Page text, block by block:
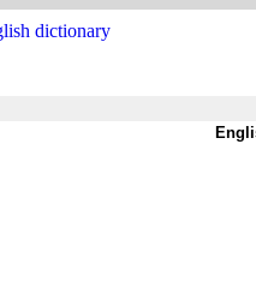
dictionary